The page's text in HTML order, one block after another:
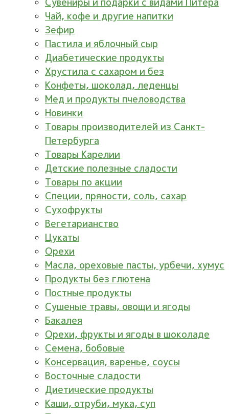
Чай, кофе и другие напитки
Зефир
Пастила и яблочный сыр
Диабетические продукты
Хрустила с сахаром и без
Конфеты, шоколад, леденцы
Мед и продукты пчеловодства
Новинки
Товары производителей из Санкт-
Петербурга
Товары Карелии
Детские полезные сладости
Товары по акции
Специи, пряности, соль, сахар
Сухофрукты
Вегетарианство
Цукаты
Орехи
Масла, ореховые пасты, урбечи, хумус
Продукты без глютена
Постные продукты
Сушеные травы, овощи и ягоды
Бакалея
Орехи, фрукты и ягоды в шоколаде
Семена, бобовые
Консервация, варенье, соусы
Восточные сладости
Диетические продукты
Каши, отруби, мука, суп